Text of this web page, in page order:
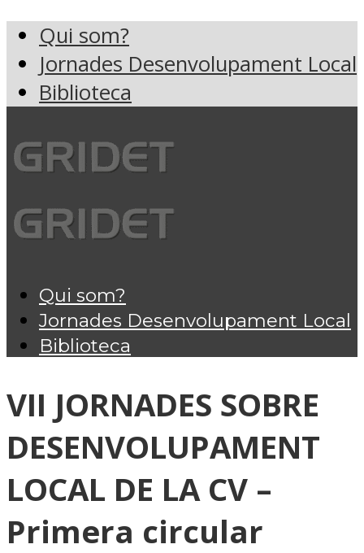
Qui som?
Jornades Desenvolupament Local
Biblioteca
Qui som?
Jornades Desenvolupament Local
Biblioteca
VII JORNADES SOBRE
DESENVOLUPAMENT
LOCAL DE LA CV –
Primera circular